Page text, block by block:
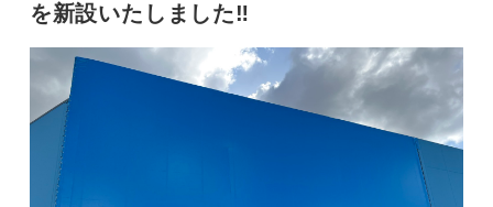
を新設いたしました‼